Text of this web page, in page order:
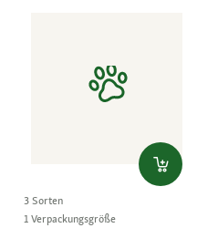
3 Sorten
1 Verpackungsgröße